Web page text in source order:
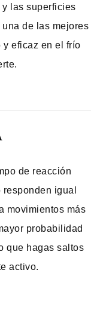
las superficies
de las mejores
y eficaz en el frío
de reacción
igual
movimientos más
probabilidad
que hagas saltos
activo.